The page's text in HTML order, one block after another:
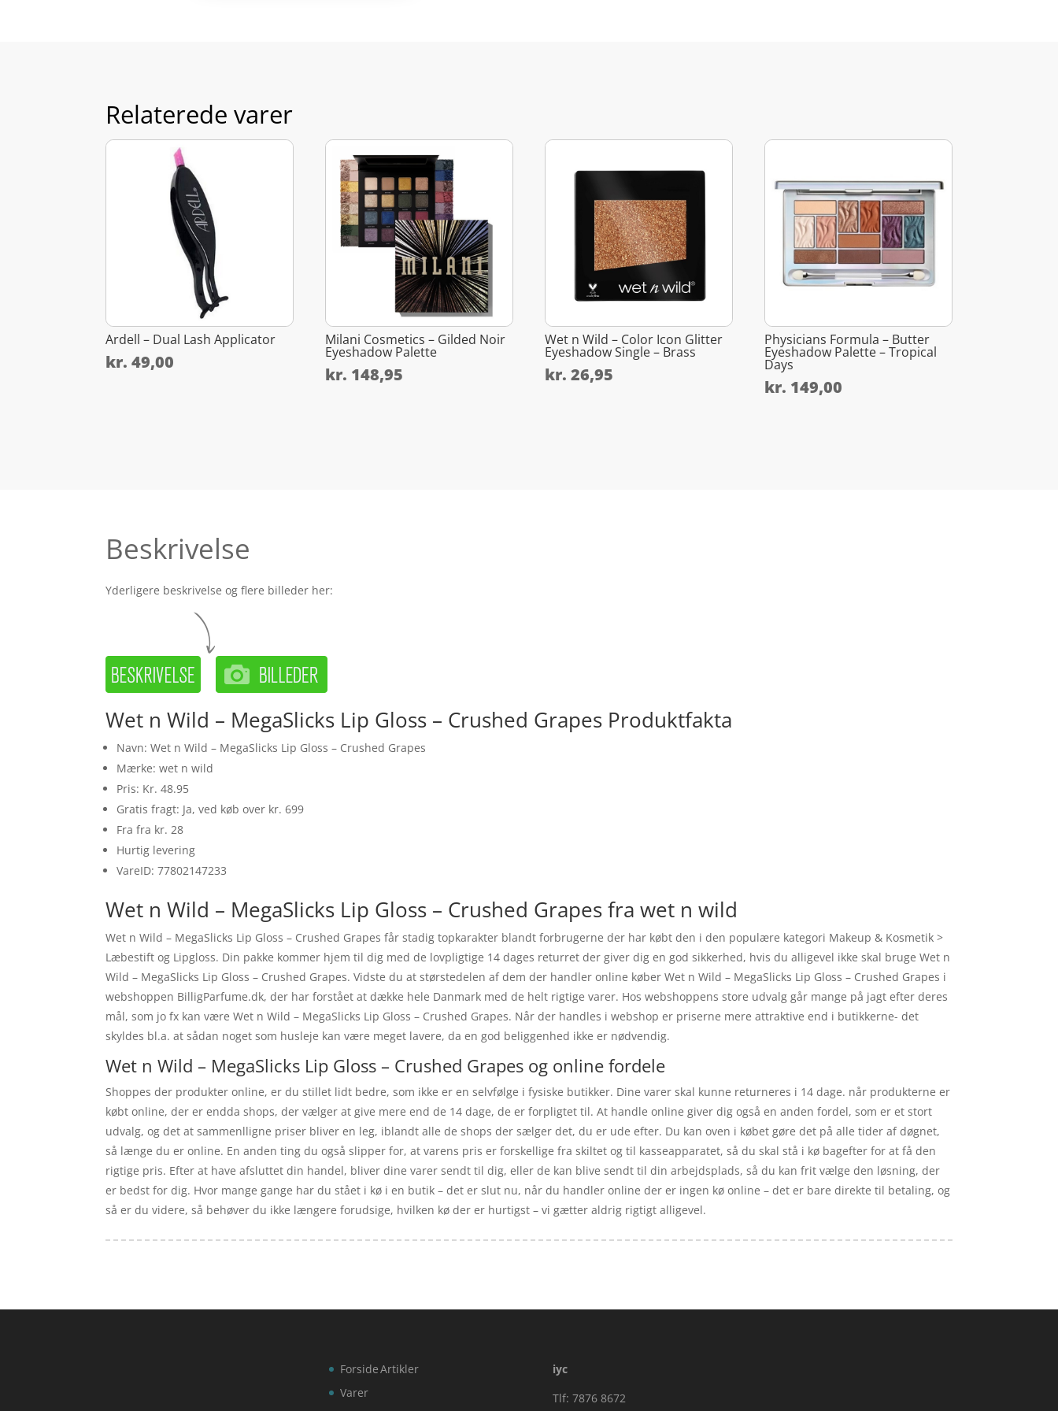
Relaterede varer
Ardell – Dual Lash Applicator
kr. 49,00
Milani Cosmetics – Gilded Noir
Eyeshadow Palette
kr. 148,95
Wet n Wild – Color Icon Glitter
Eyeshadow Single – Brass
kr. 26,95
Physicians Formula – Butter
Eyeshadow Palette – Tropical
Days
kr. 149,00
Beskrivelse
Yderligere beskrivelse og flere billeder her:
Wet n Wild – MegaSlicks Lip Gloss – Crushed Grapes Produktfakta
Navn: Wet n Wild – MegaSlicks Lip Gloss – Crushed Grapes
Mærke: wet n wild
Pris: Kr. 48.95
Gratis fragt: Ja, ved køb over kr. 699
Fra fra kr. 28
Hurtig levering
VareID: 77802147233
Wet n Wild – MegaSlicks Lip Gloss – Crushed Grapes fra wet n wild
Wet n Wild – MegaSlicks Lip Gloss – Crushed Grapes får stadig topkarakter blandt forbrugerne der har købt den i den populære kategori Makeup & Kosmetik >
Læbestift og Lipgloss. Din pakke kommer hjem til dig med de lovpligtige 14 dages returret der giver dig en god sikkerhed, hvis du alligevel ikke skal bruge Wet n
Wild – MegaSlicks Lip Gloss – Crushed Grapes. Vidste du at størstedelen af dem der handler online køber Wet n Wild – MegaSlicks Lip Gloss – Crushed Grapes i
webshoppen BilligParfume.dk, der har forstået at dække hele Danmark med de helt rigtige varer. Hos webshoppens store udvalg går mange på jagt efter deres
mål, som jo fx kan være Wet n Wild – MegaSlicks Lip Gloss – Crushed Grapes. Når der handles i webshop er priserne mere attraktive end i butikkerne- det
skyldes bl.a. at sådan noget som husleje kan være meget lavere, da en god beliggenhed ikke er nødvendig.
Wet n Wild – MegaSlicks Lip Gloss – Crushed Grapes og online fordele
Shoppes der produkter online, er du stillet lidt bedre, som ikke er en selvfølge i fysiske butikker. Dine varer skal kunne returneres i 14 dage. når produkterne er
købt online, der er endda shops, der vælger at give mere end de 14 dage, de er forpligtet til. At handle online giver dig også en anden fordel, som er et stort
udvalg, og det at sammenlligne priser bliver en leg, iblandt alle de shops der sælger det, du er ude efter. Du kan oven i købet gøre det på alle tider af døgnet,
så længe du er online. En anden ting du også slipper for, at varens pris er forskellige fra skiltet og til kasseapparatet, så du skal stå i kø bagefter for at få den
rigtige pris. Efter at have afsluttet din handel, bliver dine varer sendt til dig, eller de kan blive sendt til din arbejdsplads, så du kan frit vælge den løsning, der
er bedst for dig. Hvor mange gange har du stået i kø i en butik – det er slut nu, når du handler online der er ingen kø online – det er bare direkte til betaling, og
så er du videre, så behøver du ikke længere forudsige, hvilken kø der er hurtigst – vi gætter aldrig rigtigt alligevel.
Forside
Varer
Artikler
iyc
Tlf: 7876 8672